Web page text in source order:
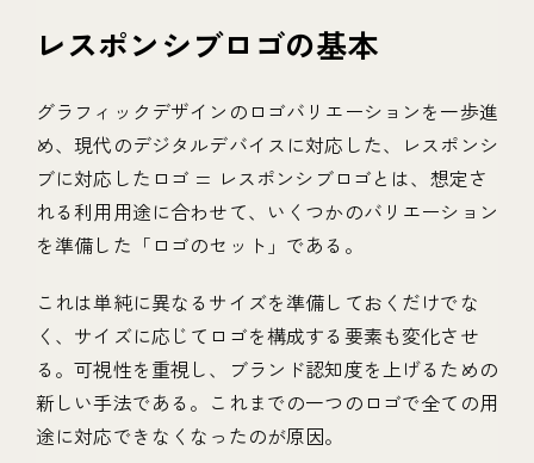
レスポンシブロゴの基本
グラフィックデザインのロゴバリエーションを一歩進
め、現代のデジタルデバイスに対応した、レスポンシ
ブに対応したロゴ = レスポンシブロゴとは、想定さ
れる利用用途に合わせて、いくつかのバリエーション
を準備した「ロゴのセット」である。
これは単純に異なるサイズを準備しておくだけでな
く、サイズに応じてロゴを構成する要素も変化させ
る。可視性を重視し、ブランド認知度を上げるための
新しい手法である。これまでの一つのロゴで全ての用
途に対応できなくなったのが原因。